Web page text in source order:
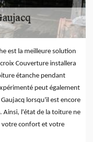
est la meilleure solution
Couverture installera
étanche pendant
peut également
lorsqu'il est encore
Ainsi, l'état de la toiture ne
votre confort et votre